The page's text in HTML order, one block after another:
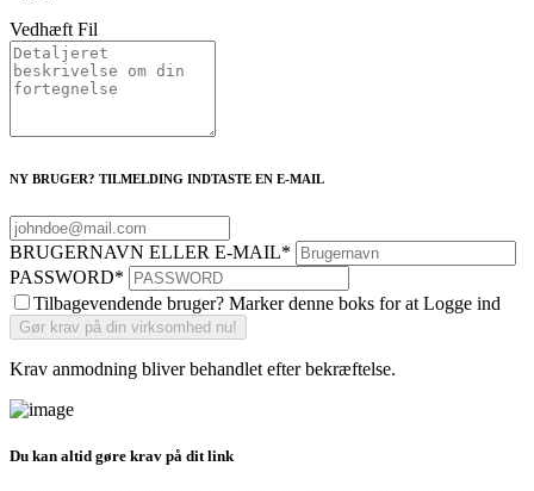
Vedhæft Fil
NY BRUGER? TILMELDING INDTASTE EN E-MAIL
BRUGERNAVN ELLER E-MAIL*
PASSWORD*
Tilbagevendende bruger? Marker denne boks for at Logge ind
Krav anmodning bliver behandlet efter bekræftelse.
Du kan altid gøre krav på dit link